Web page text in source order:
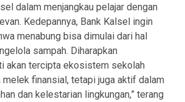
dalam menjangkau pelajar dengan
Kedepannya, Bank Kalsel ingin
menabung bisa dimulai dari hal
sampah. Diharapkan
akan tercipta ekosistem sekolah
melek finansial, tetapi juga aktif dalam
dan kelestarian lingkungan,” terang